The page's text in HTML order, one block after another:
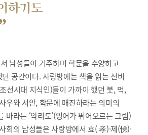
하기도
남성들이 거주하며 학문을 수양하고
공간이다. 사랑방에는 책을 읽는 선비
선시대 지식인)들이 가까이 했던 붓, 먹,
우와 서안, 학문에 매진하라는 의미의
바라는 ‘약리도’(잉어가 뛰어오르는 그림)
회의 남성들은 사랑방에서 효( 孝)·제(悌)·